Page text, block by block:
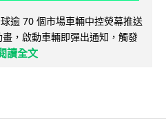
逾 70 個市場車輛中控熒幕推送
畫，啟動車輛即彈出通知，觸發
讀全文